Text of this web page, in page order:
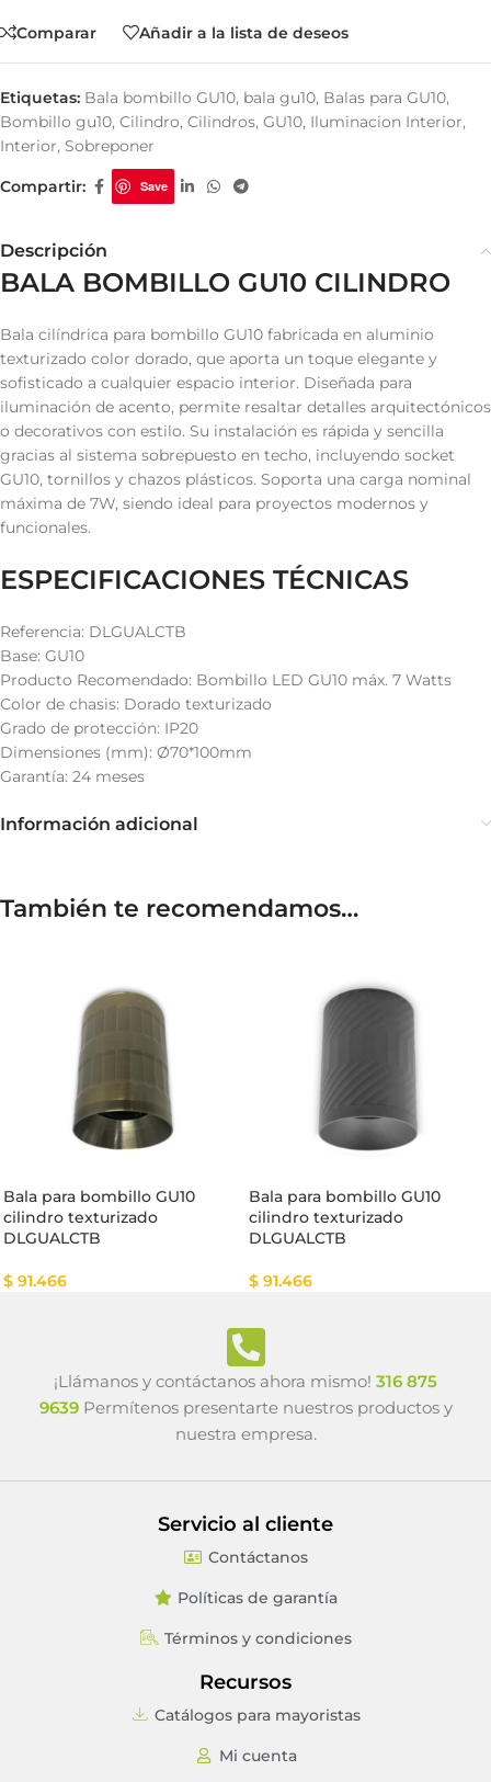
Comparar Añadir a la lista de deseos
Etiquetas: Bala bombillo GU10, bala gu10, Balas para GU10,
Bombillo gu10, Cilindro, Cilindros, GU10, Iluminacion Interior,
Interior, Sobreponer
Compartir: Save
Descripción
BALA BOMBILLO GU10 CILINDRO
Bala cilíndrica para bombillo GU10 fabricada en aluminio
texturizado color dorado, que aporta un toque elegante y
sofisticado a cualquier espacio interior. Diseñada para
iluminación de acento, permite resaltar detalles arquitectónicos
o decorativos con estilo. Su instalación es rápida y sencilla
gracias al sistema sobrepuesto en techo, incluyendo socket
GU10, tornillos y chazos plásticos. Soporta una carga nominal
máxima de 7W, siendo ideal para proyectos modernos y
funcionales.
ESPECIFICACIONES TÉCNICAS
Referencia: DLGUALCTB
Base: GU10
Producto Recomendado: Bombillo LED GU10 máx. 7 Watts
Color de chasis: Dorado texturizado
Grado de protección: IP20
Dimensiones (mm): Ø70*100mm
Garantía: 24 meses
Información adicional
También te recomendamos…
Bala para bombillo GU10
cilindro texturizado
DLGUALCTB
$ 91.466
Bala para bombillo GU10
cilindro texturizado
DLGUALCTB
$ 91.466
¡Llámanos y contáctanos ahora mismo! 316 875
9639Permítenos presentarte nuestros productos y
nuestra empresa.
Servicio al cliente
Contáctanos
Políticas de garantía
Términos y condiciones
Recursos
Catálogos para mayoristas
Mi cuenta